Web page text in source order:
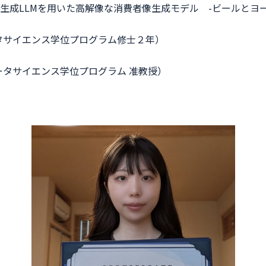
成LLMを用いた高解像な消費者像生成モデル -ビールとヨ
イエンス学位プログラム修士２年）
サイエンス学位プログラム 准教授）